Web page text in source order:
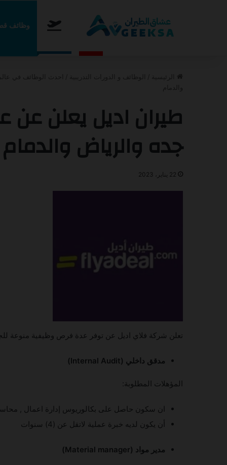
الرئيسيةوظائف
طيران اديل يعلن
جده والرياض والدمام
22 يناير، 2023
تعلن شركة فلاي اديل عن توفر عدة فرص وظيفية منوعة
مدقق داخلي (Internal Audit)
المؤهلات المطلوبة:
ان سكون حاصل على بكالوريوس إدارة اعمال ,
أن يكون لديه خبرة عملية لاتقل عن (4) سنوات
مدير مواد (Material manager)